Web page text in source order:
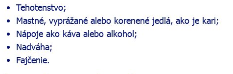
Tehotenstvo;
Mastné, vyprážané alebo korenené jedlá, ako je kari;
Nápoje ako káva alebo alkohol;
Nadváha;
Fajčenie.